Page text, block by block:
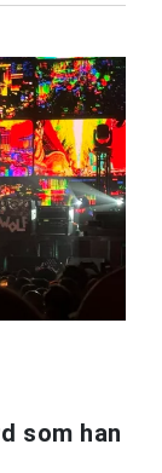
som han